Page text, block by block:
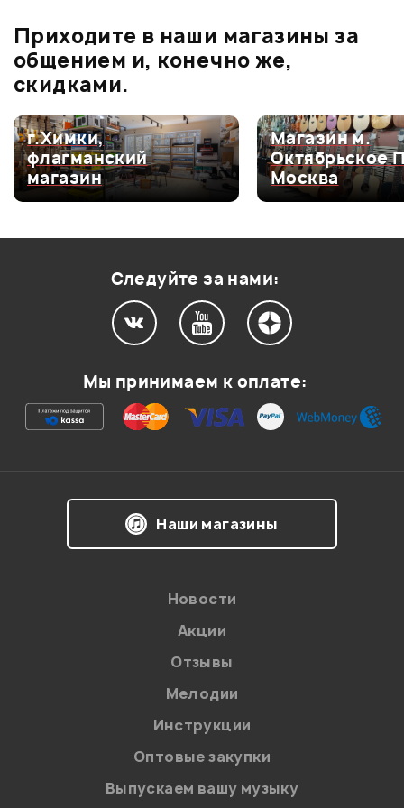
5.0
Оценка5
100%
Оценка4
0
Оценка3
0
0
Совсем нет шумов!!! Отличная система, вокал какой то
живой получается, чистый... Дорого, но оно того стоит!
Приходите в наши магазины за
общением и, конечно же,
скидками.
г.Химки,
флагманский
магазин
Магазин м.
Октябрьское
Москва
Следуйте за нами:
Мы принимаем к оплате:
Наши магазины
Новости
Акции
Отзывы
Мелодии
Инструкции
Оптовые закупки
Выпускаем вашу музыку